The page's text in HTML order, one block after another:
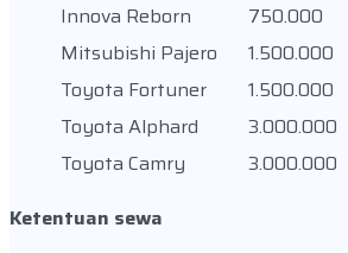
Innova Reborn
750.000
Mitsubishi Pajero
1.500.000
Toyota Fortuner
1.500.000
Toyota Alphard
3.000.000
Toyota Camry
3.000.000
Ketentuan sewa